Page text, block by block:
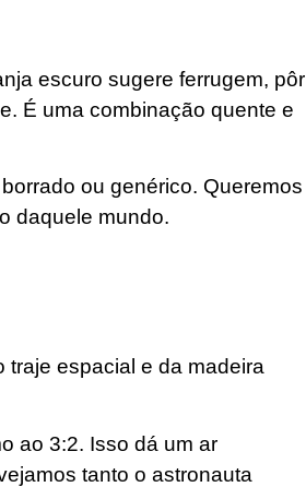
escuro sugere ferrugem, pôr
É uma combinação quente e
ou genérico. Queremos
daquele mundo.
traje espacial e da madeira
ao 3:2. Isso dá um ar
tanto o astronauta